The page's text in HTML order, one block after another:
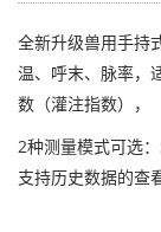
全新升级兽用手持
温、呼末、脉率，
数（灌注指数），
2种测量模式可选
支持历史数据的查